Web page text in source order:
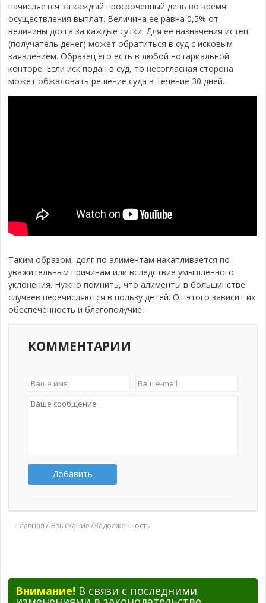
начисляется за каждый просроченный день во время
осуществления выплат. Величина ее равна 0,5% от
величины долга за каждые сутки. Для ее назначения истец
(получатель денег) может обратиться в суд с исковым
заявлением. Образец его есть в любой нотариальной
конторе. Если иск подан в суд, то несогласная сторона
может обжаловать решение суда в течение 30 дней.
Таким образом, долг по алиментам накапливается по
уважительным причинам или вследствие умышленного
уклонения. Нужно помнить, что алименты в большинстве
случаев перечисляются в пользу детей. От этого зависит их
обеспеченность и благополучие.
КОММЕНТАРИИ
Добавить
Главная Взыскание Задолженность
Внимание! В связи с последними